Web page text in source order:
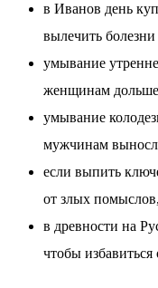
в Иванов день
вылечить болезни
умывание
женщинам дольше
умывание
мужчинам
если выпить
от злых
в древности на
чтобы избавиться